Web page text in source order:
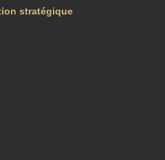
stratégique